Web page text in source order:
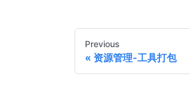
Previous
资源管理-工具打包